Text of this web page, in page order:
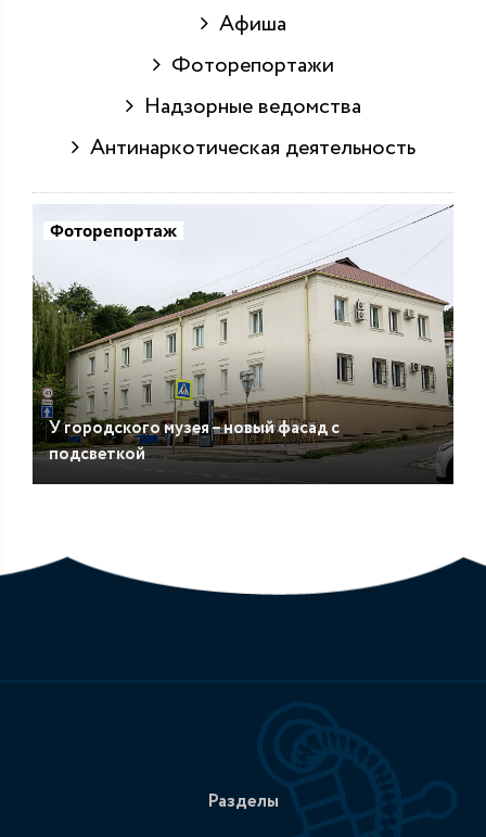
Афиша
Фоторепортажи
Надзорные ведомства
Антинаркотическая деятельность
Фоторепортаж
У городского музея – новый фасад с
подсветкой
Разделы